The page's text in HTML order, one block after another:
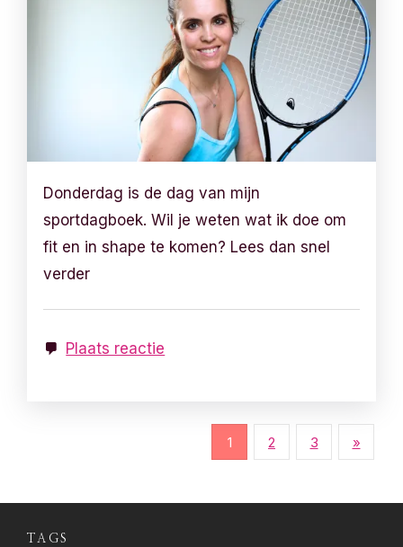
Donderdag is de dag van mijn
sportdagboek. Wil je weten wat ik doe om
fit en in shape te komen? Lees dan snel
verder
Plaats reactie
1 2 3 »
TAGS